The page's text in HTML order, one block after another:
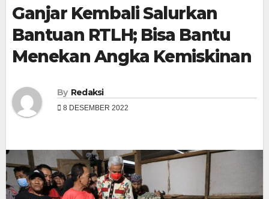
Ganjar Kembali Salurkan
Bantuan RTLH; Bisa Bantu
Menekan Angka Kemiskinan
By Redaksi
8 DESEMBER 2022